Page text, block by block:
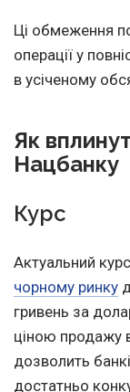
Ці обмеження
операції у
в усіченому
Як
Нацбанку
Курс
Актуальний
чорному ринку
гривень за
ціною продажу
дозволить
достатньо